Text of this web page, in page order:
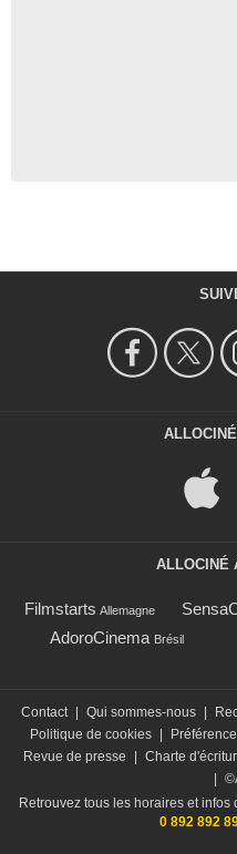
ALLOCINÉ
Filmstarts Allemagne
AdoroCinema Brésil
Contact | Qui sommes-nous |
Politique de cookies |
Revue de presse
| Charte
|
Retrouvez tous les horaires et
0 892 892